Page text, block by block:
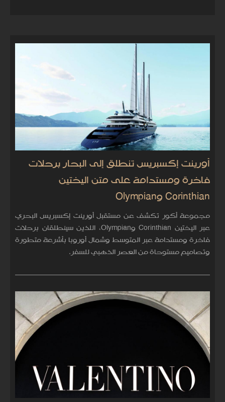
أورينت إكسبريس تنطلق إلى البحار برحلات
فاخرة ومستدامة على متن اليختين
Corinthian وOlympian
مجموعة أكور تكشف عن مستقبل أورينت إكسبريس البحري
عبر اليختين Corinthian وOlympian، اللذين سينطلقان برحلات
فاخرة ومستدامة عبر المتوسط وشمال أوروبا بأشرعة متطورة
وتصاميم مستوحاة من العصر الذهبي للسفر.